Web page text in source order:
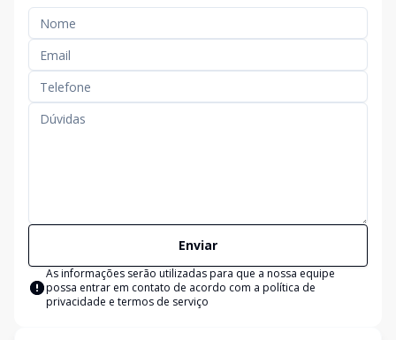
Enviar
As informações serão utilizadas para que a nossa equipe
possa entrar em contato de acordo com a política de
privacidade e termos de serviço